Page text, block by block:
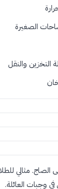
الصغيرة
مثالي
وجبات العائلة.